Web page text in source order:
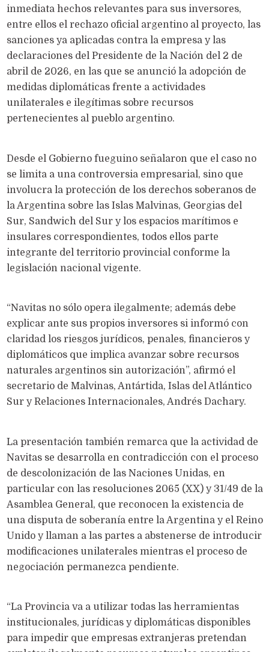
inmediata hechos relevantes para sus inversores,
entre ellos el rechazo oficial argentino al proyecto, las
sanciones ya aplicadas contra la empresa y las
declaraciones del Presidente de la Nación del 2 de
abril de 2026, en las que se anunció la adopción de
medidas diplomáticas frente a actividades
unilaterales e ilegítimas sobre recursos
pertenecientes al pueblo argentino.
Desde el Gobierno fueguino señalaron que el caso no
se limita a una controversia empresarial, sino que
involucra la protección de los derechos soberanos de
la Argentina sobre las Islas Malvinas, Georgias del
Sur, Sandwich del Sur y los espacios marítimos e
insulares correspondientes, todos ellos parte
integrante del territorio provincial conforme la
legislación nacional vigente.
“Navitas no sólo opera ilegalmente; además debe
explicar ante sus propios inversores si informó con
claridad los riesgos jurídicos, penales, financieros y
diplomáticos que implica avanzar sobre recursos
naturales argentinos sin autorización”, afirmó el
secretario de Malvinas, Antártida, Islas del Atlántico
Sur y Relaciones Internacionales, Andrés Dachary.
La presentación también remarca que la actividad de
Navitas se desarrolla en contradicción con el proceso
de descolonización de las Naciones Unidas, en
particular con las resoluciones 2065 (XX) y 31/49 de la
Asamblea General, que reconocen la existencia de
una disputa de soberanía entre la Argentina y el Reino
Unido y llaman a las partes a abstenerse de introducir
modificaciones unilaterales mientras el proceso de
negociación permanezca pendiente.
“La Provincia va a utilizar todas las herramientas
institucionales, jurídicas y diplomáticas disponibles
para impedir que empresas extranjeras pretendan